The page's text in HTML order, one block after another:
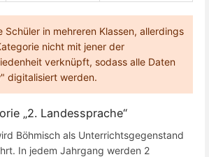
Schüler in mehreren Klassen, allerdings
nicht mit jener der
verknüpft, sodass alle Daten
" digitalisiert werden.
„2. Landessprache“
Böhmisch als Unterrichtsgegenstand
In jedem Jahrgang werden 2